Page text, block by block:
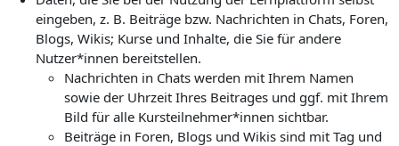
eingeben, z. B. Beiträge bzw. Nachrichten in Chats, Foren,
Blogs, Wikis; Kurse und Inhalte, die Sie für andere
Nutzer*innen bereitstellen.
Nachrichten in Chats werden mit Ihrem Namen
sowie der Uhrzeit Ihres Beitrages und ggf. mit Ihrem
Bild für alle Kursteilnehmer*innen sichtbar.
Beiträge in Foren, Blogs und Wikis sind mit Tag und